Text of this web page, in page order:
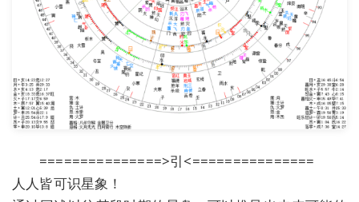
===============>引<===============
人人皆可识星象！